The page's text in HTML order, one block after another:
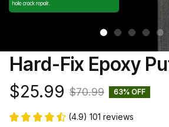
Hard-Fix Epoxy
$25.99 $70.99 63% OFF
(4.9) 101 reviews